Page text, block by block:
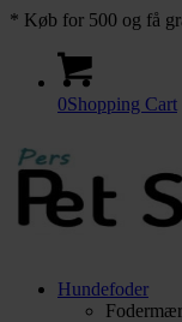
* Køb for 500 og få
0Shopping Cart
Hundefoder